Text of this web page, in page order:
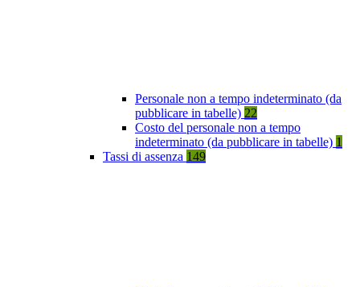
Personale non a tempo indeterminato (da
pubblicare in tabelle) 22
Costo del personale non a tempo
indeterminato (da pubblicare in tabelle) 1
Tassi di assenza 149